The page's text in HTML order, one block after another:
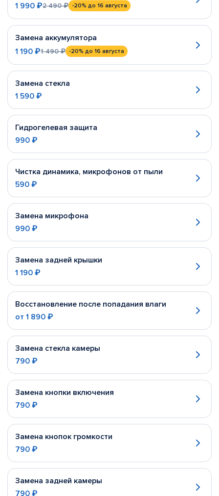
1 990 ₽2 490 ₽ -20% до 16 августа
Замена аккумулятора
1 190 ₽1 490 ₽ -20% до 16 августа
Замена стекла
1 590 ₽
Гидрогелевая защита
990 ₽
Чистка динамика, микрофонов от пыли
590 ₽
Замена микрофона
990 ₽
Замена задней крышки
1 190 ₽
Восстановление после попадания влаги
от 1 890 ₽
Замена стекла камеры
790 ₽
Замена кнопки включения
790 ₽
Замена кнопок громкости
790 ₽
Замена задней камеры
790 ₽